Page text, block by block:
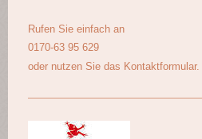
Rufen Sie einfach an
0170-63 95 629
oder nutzen Sie das Kontaktformular.